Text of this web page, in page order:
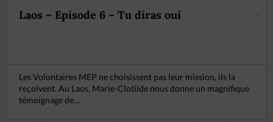
Laos – Episode 6 – Tu diras oui
Les Volontaires MEP ne choisissent pas leur mission, ils la
reçoivent. Au Laos, Marie-Clotilde nous donne un magnifique
témoignage de…